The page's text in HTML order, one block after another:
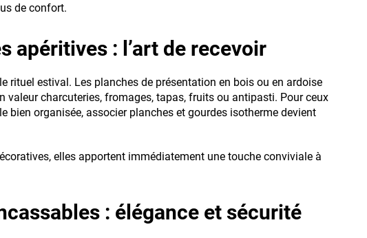
de confort.
apéritives : l’art de recevoir
rituel estival. Les planches de présentation en bois ou en ardoise
valeur charcuteries, fromages, tapas, fruits ou antipasti. Pour ceux
bien organisée, associer planches et gourdes isotherme devient
elles apportent immédiatement une touche conviviale à
: élégance et sécurité